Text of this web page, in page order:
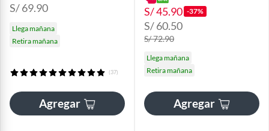
S/ 69.90
Llega mañana
Retira mañana
(37)
Agregar
S/ 45.90 -37%
S/ 60.50
S/ 72.90
Llega mañana
Retira mañana
Agregar